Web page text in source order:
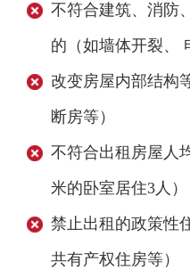
不符合建筑、消防
的（如墙体开裂、
改变房屋内部结构
断房等）
不符合出租房屋人
米的卧室居住3人）
禁止出租的政策性
共有产权住房等）